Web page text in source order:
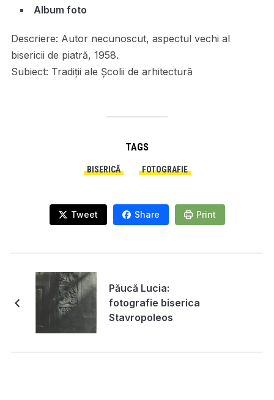
Album foto
Descriere: Autor necunoscut, aspectul vechi al
bisericii de piatră, 1958.
Subiect: Tradiții ale Școlii de arhitectură
TAGS
BISERICĂ FOTOGRAFIE
Tweet Share Print
Păucă Lucia:
fotografie biserica
Stavropoleos